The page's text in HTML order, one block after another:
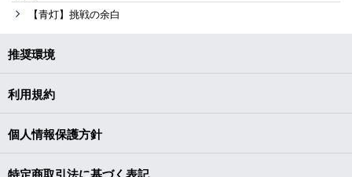
【青灯】挑戦の余白
推奨環境
利用規約
個人情報保護方針
特定商取引法に基づく表記